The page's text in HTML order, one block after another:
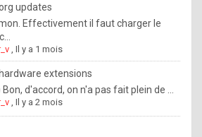
o
w
h
o
w
o
updates
Effectivement il faut charger le
,Il y a 1 mois
hardware extensions
Bon, d'accord, on n'a pas fait plein de ...
,Il y a 2 mois